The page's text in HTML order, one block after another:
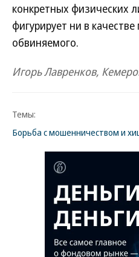
конкретных физических
фигурирует ни в
обвиняемого.
Игорь Лавренков,
Темы:
Борьба с мошенничеством и